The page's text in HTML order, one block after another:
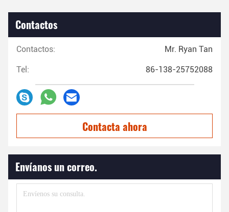
Contactos
Contactos: Mr. Ryan Tan
Tel: 86-138-25752088
Contacta ahora
Envíanos un correo.